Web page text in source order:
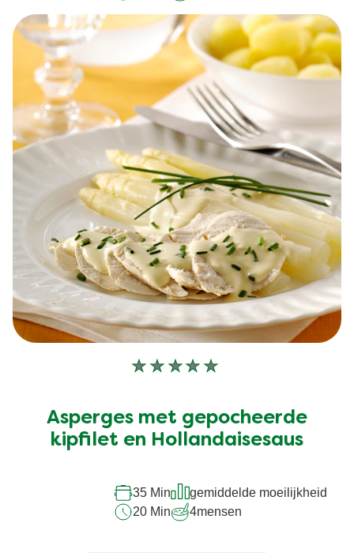
Geen
voor
deze
Asperges met gepocheerde
kipfilet en Hollandaisesaus
35 Min
gemiddelde moeilijkheid
20 Min
4mensen